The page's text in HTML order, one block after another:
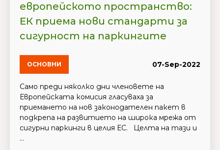
европейското пространство:
ЕК приема нови стандарти за
сигурност на паркингите
ОСНОВНИ 07-Sep-2022
Само преди няколко дни членовете на
Европейската комисия гласуваха за
приемането на нов законодателен пакет в
подкрепа на развитието на широка мрежа от
сигурни паркинги в целия ЕС. Целта на тази и
...